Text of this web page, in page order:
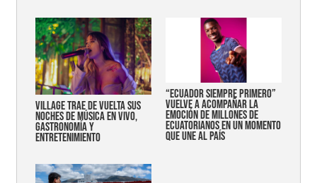
Village trae de vuelta sus
noches de música en vivo,
gastronomía y
entretenimiento
“Ecuador siempre primero”
vuelve a acompañar la
emoción de millones de
ecuatorianos en un momento
que une al país